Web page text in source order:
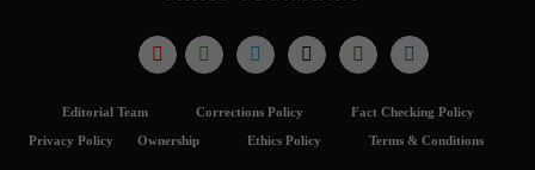
Fact Checking Policy
Corrections Policy
Editorial Team
Terms & Conditions
Ethics Policy
Ownership
Privacy Policy